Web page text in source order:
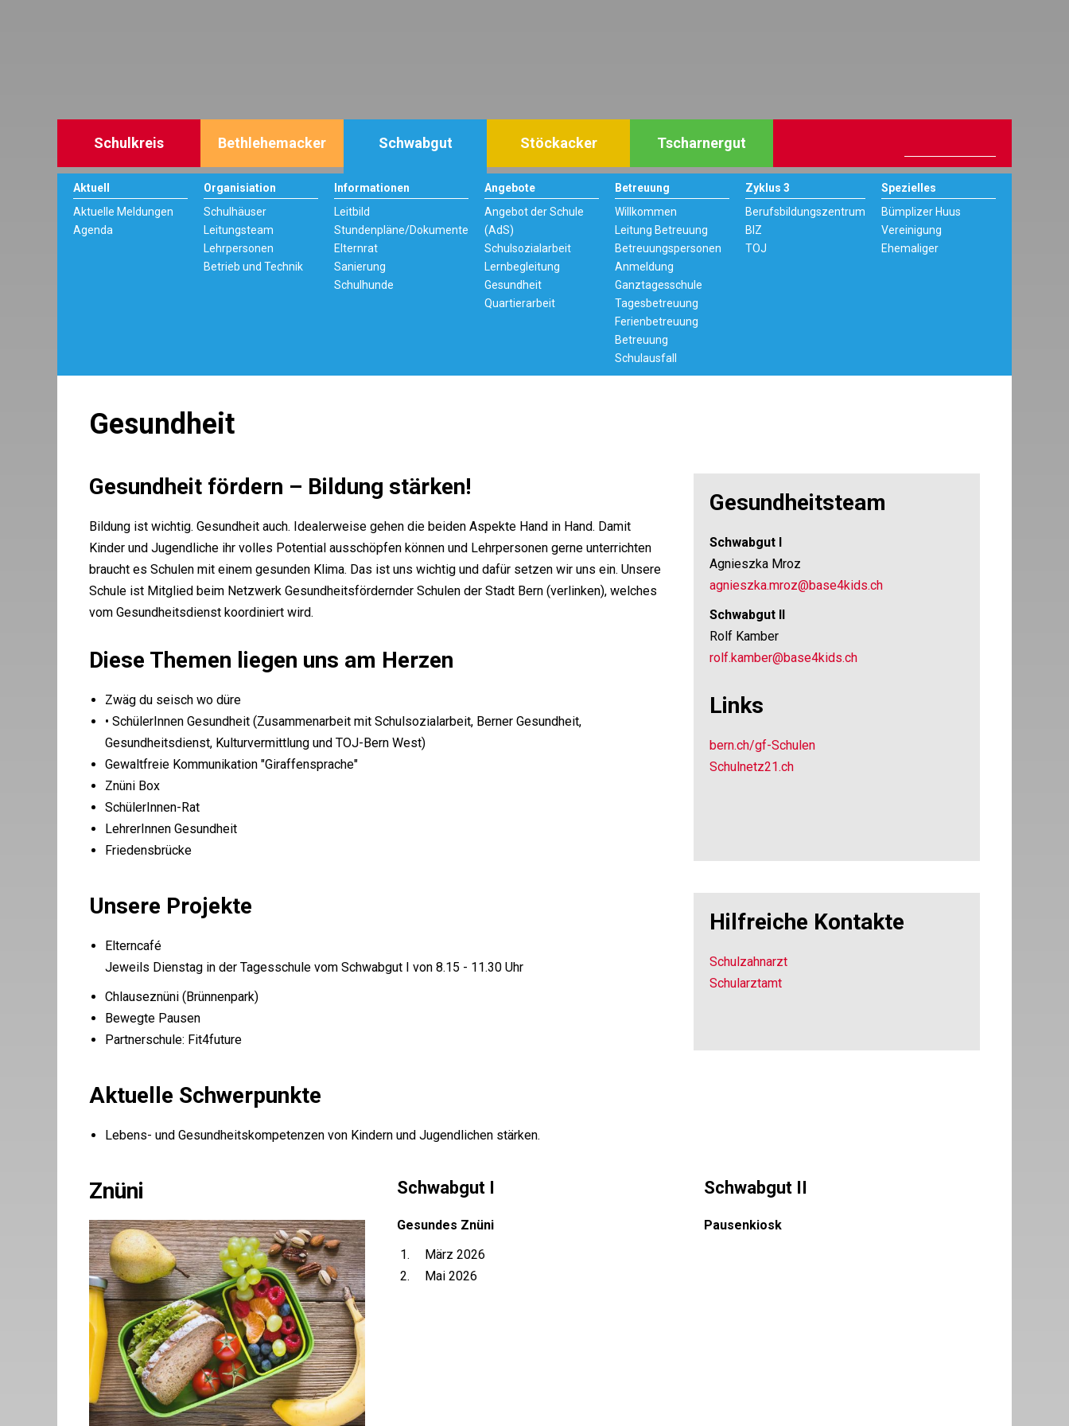
Schulkreis Bethlehemacker Schwabgut Stöckacker Tscharnergut
Aktuell
Aktuelle Meldungen
Agenda
Organisiation
Schulhäuser
Leitungsteam
Lehrpersonen
Betrieb und Technik
Informationen
Leitbild
Stundenpläne/Dokumente
Elternrat
Sanierung
Schulhunde
Angebote
Angebot der Schule
(AdS)
Schulsozialarbeit
Lernbegleitung
Gesundheit
Quartierarbeit
Betreuung
Willkommen
Leitung Betreuung
Betreuungspersonen
Anmeldung
Ganztagesschule
Tagesbetreuung
Ferienbetreuung
Betreuung
Schulausfall
Zyklus 3
Berufsbildungszentrum
BIZ
TOJ
Spezielles
Bümplizer Huus
Vereinigung
Ehemaliger
Gesundheit
Gesundheit fördern – Bildung stärken!
Bildung ist wichtig. Gesundheit auch. Idealerweise gehen die beiden Aspekte Hand in Hand. Damit
Kinder und Jugendliche ihr volles Potential ausschöpfen können und Lehrpersonen gerne unterrichten
braucht es Schulen mit einem gesunden Klima. Das ist uns wichtig und dafür setzen wir uns ein. Unsere
Schule ist Mitglied beim Netzwerk Gesundheitsfördernder Schulen der Stadt Bern (verlinken), welches
vom Gesundheitsdienst koordiniert wird.
Diese Themen liegen uns am Herzen
Zwäg du seisch wo düre
• SchülerInnen Gesundheit (Zusammenarbeit mit Schulsozialarbeit, Berner Gesundheit,
Gesundheitsdienst, Kulturvermittlung und TOJ-Bern West)
Gewaltfreie Kommunikation "Giraffensprache"
Znüni Box
SchülerInnen-Rat
LehrerInnen Gesundheit
Friedensbrücke
Gesundheitsteam
Schwabgut I
Agnieszka Mroz
agnieszka.mroz@base4kids.ch
Schwabgut II
Rolf Kamber
rolf.kamber@base4kids.ch
Links
bern.ch/gf-Schulen
Schulnetz21.ch
Unsere Projekte
Elterncafé
Jeweils Dienstag in der Tagesschule vom Schwabgut I von 8.15 - 11.30 Uhr
Chlauseznüni (Brünnenpark)
Bewegte Pausen
Partnerschule: Fit4future
Hilfreiche Kontakte
Schulzahnarzt
Schularztamt
Aktuelle Schwerpunkte
Lebens- und Gesundheitskompetenzen von Kindern und Jugendlichen stärken.
Znüni Schwabgut I
Gesundes Znüni
März 2026
Mai 2026
Schwabgut II
Pausenkiosk